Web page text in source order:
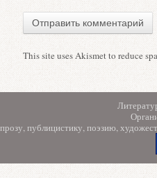
This site uses Akismet to reduce
публицистику, поэзию,